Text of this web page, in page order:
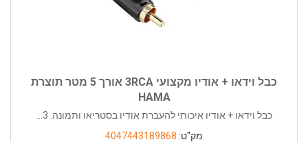
כבל וידאו + אודיו מקצועי 3RCA אורך 5 מטר תוצרת
HAMA
כבל וידאו + אודיו איכותי להעברת אודיו בסטריאו ותמונה. 3...
מק"ט: 4047443189868